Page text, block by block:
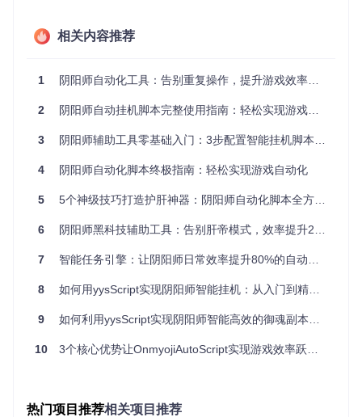
二、工具带来的核心价值
[时间成本优化]：减少重复操作时间
后，玩家只需花费几分钟进行设置，工具就能自动运行。这意
学习、工作或陪伴家人。
[游戏体验提升]：降低操作疲劳感
长时间的机械操作容易让玩家产生疲劳感，影响游戏乐趣。yy
够以更轻松的心态享受游戏剧情和社交互动等核心内容。
三、新手友好型使用指南
第1步：获取工具文件
git clone https://gitcode.com/gh_mirrors/yy/yysScript
yysScript # 进入项目目录
第2步：启动辅助工具
直接运行可执行文件：找到yys目录下的Window.exe，双击
相关内容推荐
1 阴阳师自动化工具：告别重复操作，提升游戏效率的智能解决方案
2 阴阳师自动挂机脚本完整使用指南：轻松实现游戏自动化
3 阴阳师辅助工具零基础入门：3步配置智能挂机脚本，5大技巧高效护肝
4 阴阳师自动化脚本终极指南：轻松实现游戏自动化
5 5个神级技巧打造护肝神器：阴阳师自动化脚本全方位配置指南
6 阴阳师黑科技辅助工具：告别肝帝模式，效率提升200%的秘密武器
7 智能任务引擎：让阴阳师日常效率提升80%的自动化工具
8 如何用yysScript实现阴阳师智能挂机：从入门到精通的高效指南
9 如何利用yysScript实现阴阳师智能高效的御魂副本自动挂机
10 3个核心优势让OnmyojiAutoScript实现游戏效率跃升：自动化工具解放双手
热门项目推荐相关项目推荐